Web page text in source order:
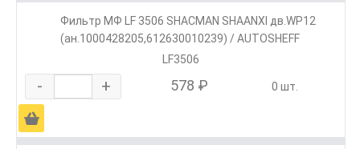
Фильтр МФ LF 3506 SHACMAN SHAANXI дв.WP12
(ан.1000428205,612630010239) / AUTOSHEFF
LF3506
- + 578 ₽ 0 шт.
Ä